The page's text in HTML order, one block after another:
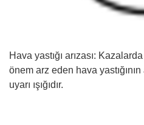
Hava yastığı arızası:
önem arz eden hava
uyarı ışığıdır.